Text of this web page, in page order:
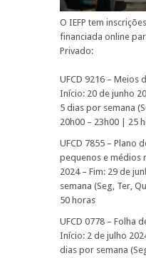
O IEFP tem
financiada online
Privado:
UFCD 9216 – Meios
Início: 20 de junho
5 dias por semana
20h00 – 23h00 | 25
UFCD 7855 – Plano
pequenos e médios
2024 – Fim: 29 de
semana (Seg, Ter,
50 horas
UFCD 0778 – Folha
Início: 2 de julho
dias por semana